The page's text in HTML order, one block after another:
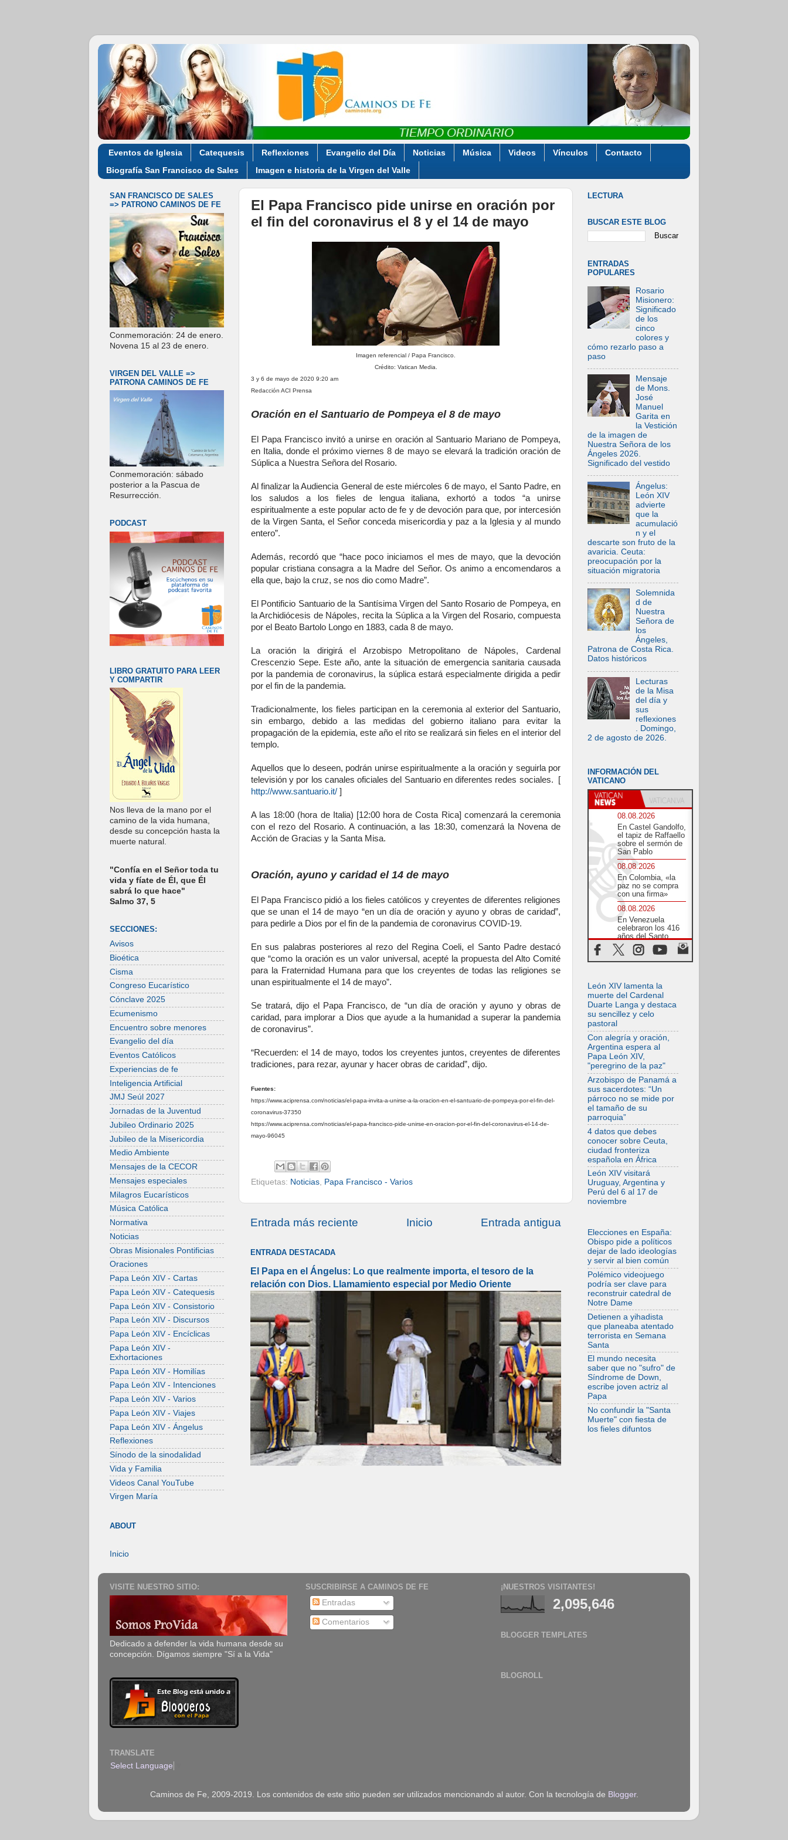
Eventos de Iglesia Catequesis Reflexiones Evangelio del Día Noticias Música Videos Vínculos
Contacto
Biografía San Francisco de Sales
Imagen e historia de la Virgen del Valle
El Papa Francisco pide unirse en oración por
el fin del coronavirus el 8 y el 14 de mayo
Imagen referencial / Papa Francisco.
Crédito: Vatican Media.
3 y 6 de mayo de 2020 9:20 am
Redacción ACI Prensa
Oración en el Santuario de Pompeya el 8 de mayo
El Papa Francisco invitó a unirse en oración al Santuario Mariano de Pompeya,
en Italia, donde el próximo viernes 8 de mayo se elevará la tradición oración de
Súplica a Nuestra Señora del Rosario.
Al finalizar la Audiencia General de este miércoles 6 de mayo, el Santo Padre, en
los saludos a los fieles de lengua italiana, exhortó a todos “a unirse
espiritualmente a este popular acto de fe y de devoción para que, por intercesión
de la Virgen Santa, el Señor conceda misericordia y paz a la Iglesia y al mundo
entero”.
Además, recordó que “hace poco iniciamos el mes de mayo, que la devoción
popular cristiana consagra a la Madre del Señor. Os animo a encomendaros a
ella que, bajo la cruz, se nos dio como Madre”.
El Pontificio Santuario de la Santísima Virgen del Santo Rosario de Pompeya, en
la Archidiócesis de Nápoles, recita la Súplica a la Virgen del Rosario, compuesta
por el Beato Bartolo Longo en 1883, cada 8 de mayo.
La oración la dirigirá el Arzobispo Metropolitano de Nápoles, Cardenal
Crescenzio Sepe. Este año, ante la situación de emergencia sanitaria causada
por la pandemia de coronavirus, la súplica estará especialmente dirigida a pedir
por el fin de la pandemia.
Tradicionalmente, los fieles participan en la ceremonia al exterior del Santuario,
sin embargo, debido a las medidas del gobierno italiano para evitar la
propagación de la epidemia, este año el rito se realizará sin fieles en el interior del
templo.
Aquellos que lo deseen, podrán unirse espiritualmente a la oración y seguirla por
televisión y por los canales oficiales del Santuario en diferentes redes sociales. [
http://www.santuario.it/ ]
A las 18:00 (hora de Italia) [12:00 hora de Costa Rica] comenzará la ceremonia
con el rezo del Rosario. A continuación, a las 18:30, comenzará la Novena de
Acción de Gracias y la Santa Misa.
Oración, ayuno y caridad el 14 de mayo
El Papa Francisco pidió a los fieles católicos y creyentes de diferentes religiones
que se unan el 14 de mayo “en un día de oración y ayuno y obras de caridad”,
para pedirle a Dios por el fin de la pandemia de coronavirus COVID-19.
En sus palabras posteriores al rezo del Regina Coeli, el Santo Padre destacó
que “como la oración es un valor universal, acepté la propuesta del Alto Comité
para la Fraternidad Humana para que los creyentes de todas las religiones se
unan espiritualmente el 14 de mayo”.
Se tratará, dijo el Papa Francisco, de “un día de oración y ayuno y obras de
caridad, para implorar a Dios que ayude a la humanidad a superar la pandemia
de coronavirus”.
“Recuerden: el 14 de mayo, todos los creyentes juntos, creyentes de diferentes
tradiciones, para rezar, ayunar y hacer obras de caridad”, dijo.
Fuentes:
https://www.aciprensa.com/noticias/el-papa-invita-a-unirse-a-la-oracion-en-el-santuario-de-pompeya-por-el-fin-del-
coronavirus-37350
https://www.aciprensa.com/noticias/el-papa-francisco-pide-unirse-en-oracion-por-el-fin-del-coronavirus-el-14-de-
mayo-96045
Etiquetas: Noticias Papa Francisco - Varios
Entrada más reciente Entrada antigua
Inicio
ENTRADA DESTACADA
El Papa en el Ángelus: Lo que realmente importa, el tesoro de la
relación con Dios. Llamamiento especial por Medio Oriente
SAN FRANCISCO DE SALES
=> PATRONO CAMINOS DE FE
Conmemoración: 24 de enero.
Novena 15 al 23 de enero.
VIRGEN DEL VALLE =>
PATRONA CAMINOS DE FE
Conmemoración: sábado
posterior a la Pascua de
Resurrección.
PODCAST
LIBRO GRATUITO PARA LEER
Y COMPARTIR
Nos lleva de la mano por el
camino de la vida humana,
desde su concepción hasta la
muerte natural.
"Confía en el Señor toda tu
vida y fíate de Él, que Él
sabrá lo que hace"
Salmo 37, 5
SECCIONES:
Avisos
Bioética
Cisma
Congreso Eucarístico
Cónclave 2025
Ecumenismo
Encuentro sobre menores
Evangelio del día
Eventos Católicos
Experiencias de fe
Inteligencia Artificial
JMJ Seúl 2027
Jornadas de la Juventud
Jubileo Ordinario 2025
Jubileo de la Misericordia
Medio Ambiente
Mensajes de la CECOR
Mensajes especiales
Milagros Eucarísticos
Música Católica
Normativa
Noticias
Obras Misionales Pontificias
Oraciones
Papa León XIV - Cartas
Papa León XIV - Catequesis
Papa León XIV - Consistorio
Papa León XIV - Discursos
Papa León XIV - Encíclicas
Papa León XIV -
Exhortaciones
Papa León XIV - Homilías
Papa León XIV - Intenciones
Papa León XIV - Varios
Papa León XIV - Viajes
Papa León XIV - Ángelus
Reflexiones
Sínodo de la sinodalidad
Vida y Familia
Videos Canal YouTube
Virgen María
ABOUT
Inicio
LECTURA
BUSCAR ESTE BLOG
ENTRADAS
POPULARES
Rosario
Misionero:
Significado
de los
cinco
colores y
cómo rezarlo paso a
paso
Mensaje
de Mons.
José
Manuel
Garita en
la Vestición
de la imagen de
Nuestra Señora de los
Ángeles 2026.
Significado del vestido
Ángelus:
León XIV
advierte
que la
acumulació
n y el
descarte son fruto de la
avaricia. Ceuta:
preocupación por la
situación migratoria
Solemnida
d de
Nuestra
Señora de
los
Ángeles,
Patrona de Costa Rica.
Datos históricos
Lecturas
de la Misa
del día y
sus
reflexiones
. Domingo,
2 de agosto de 2026.
INFORMACIÓN DEL
VATICANO
08.08.2026
En Castel Gandolfo,
el tapiz de Raffaello
sobre el sermón de
San Pablo
08.08.2026
En Colombia, «la
paz no se compra
con una firma»
08.08.2026
En Venezuela
celebraron los 416
años del Santo
Cristo de La Grita
08.08.2026
contemplamos la
victoria del amor
sobre la muerte
08.08.2026
León XIV visitará el
Santuario de la
Madre del Buen
Consejo de
Genazzano
07.08.2026
Filipinas: el
Vicariato Apostólico
de Calapán se
convierte en
diócesis
07.08.2026
Honduras: Los
desplazados
invisibles de una
crisis olvidada
07.08.2026
Bokalic: "En
Argentina el Papa
cristiano"
07.08.2026
La matanza de
niños en Gaza no
cesa: 300 muertos
en 300 días
07.08.2026
Tagle: La guerra
desfigura el mundo,
solo la revelación
de Dios lo
transfigura
León XIV lamenta la
muerte del Cardenal
Duarte Langa y destaca
su sencillez y celo
pastoral
Con alegría y oración,
Argentina espera al
Papa León XIV,
"peregrino de la paz"
Arzobispo de Panamá a
sus sacerdotes: “Un
párroco no se mide por
el tamaño de su
parroquia”
4 datos que debes
conocer sobre Ceuta,
ciudad fronteriza
española en África
León XIV visitará
Uruguay, Argentina y
Perú del 6 al 17 de
noviembre
Elecciones en España:
Obispo pide a políticos
dejar de lado ideologías
y servir al bien común
Polémico videojuego
podría ser clave para
reconstruir catedral de
Notre Dame
Detienen a yihadista
que planeaba atentado
terrorista en Semana
Santa
El mundo necesita
saber que no "sufro" de
Síndrome de Down,
escribe joven actriz al
Papa
No confundir la "Santa
Muerte" con fiesta de
los fieles difuntos
VISITE NUESTRO SITIO:
Dedicado a defender la vida humana desde su
concepción. Dígamos siempre "Sí a la Vida"
TRANSLATE
Select Language
SUSCRIBIRSE A CAMINOS DE FE
Entradas
Comentarios
¡NUESTROS VISITANTES!
2,095,646
BLOGGER TEMPLATES
BLOGROLL
Caminos de Fe, 2009-2019. Los contenidos de este sitio pueden ser utilizados mencionando al autor. Con la tecnología de Blogger.